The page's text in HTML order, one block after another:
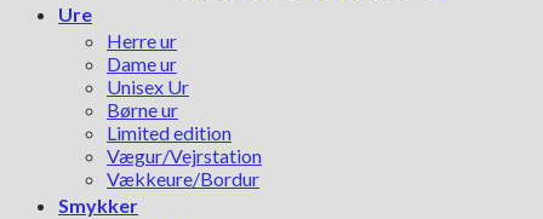
Ure
Herre ur
Dame ur
Unisex Ur
Børne ur
Limited edition
Vægur/Vejrstation
Vækkeure/Bordur
Smykker